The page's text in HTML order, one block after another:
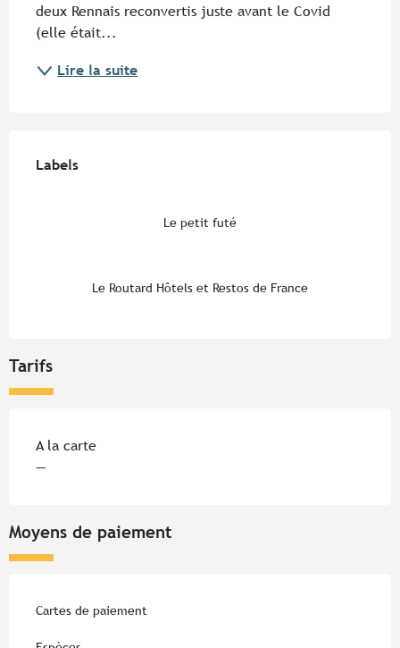
deux Rennais reconvertis juste avant le Covid
(elle était...
Lire la suite
Labels
Labels
Le petit futé
Le Routard Hôtels et Restos de France
Tarifs
Tarifs 2026
A la carte
—
Moyens de paiement
Cartes de paiement